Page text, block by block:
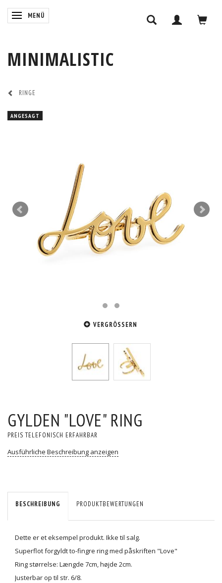
ANZEIGE ÄNDERN
MENÜ
MINIMALISTIC
RINGE
ANGESAGT
VERGRÖSSERN
GYLDEN "LOVE" RING
PREIS TELEFONISCH ERFAHRBAR
Ausführliche Beschreibung anzeigen
BESCHREIBUNG PRODUKTBEWERTUNGEN
Dette er et eksempel produkt. Ikke til salg.
Superflot forgyldt to-fingre ring med påskriften "Love"
Ring størrelse: Længde 7cm, højde 2cm.
Justerbar op til str. 6/8.